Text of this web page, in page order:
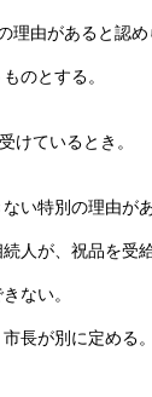
理由があると認
のとする。
けているとき。
い特別の理由
人が、祝品を受
ない。
長が別に定める。